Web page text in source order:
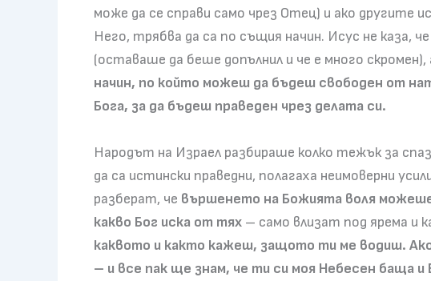
може да се справи само чрез Отец) и ако другите
Него, трябва да са по същия начин. Исус не каза,
(оставаше да беше допълнил и че е много скромен),
начин, по който можеш да бъдеш свободен от
Бога, за да бъдеш праведен чрез делата си.
Народът на Израел разбираше колко тежък за
да са истински праведни, полагаха неимоверни
разберат, че вършенето на Божията воля
какво Бог иска от тях – само влизат под ярема и
каквото и както кажеш, защото ти ме водиш.
– и все пак ще знам, че ти си моя Небесен баща и